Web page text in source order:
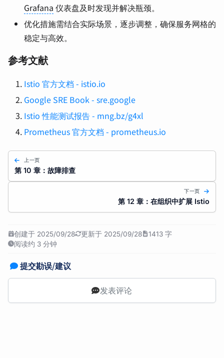
Grafana 仪表盘及时发现并解决瓶颈。
优化措施需结合实际场景，逐步调整，确保服务网格的
稳定与高效。
参考文献
Istio 官方文档 - istio.io
Google SRE Book - sre.google
Istio 性能测试报告 - mng.bz/g4xl
Prometheus 官方文档 - prometheus.io
上一页
第 10 章：故障排查
下一页
第 12 章：在组织中扩展 Istio
创建于 2025/09/28 更新于 2025/09/28
1413 字
阅读约 3 分钟
提交勘误/建议
发表评论